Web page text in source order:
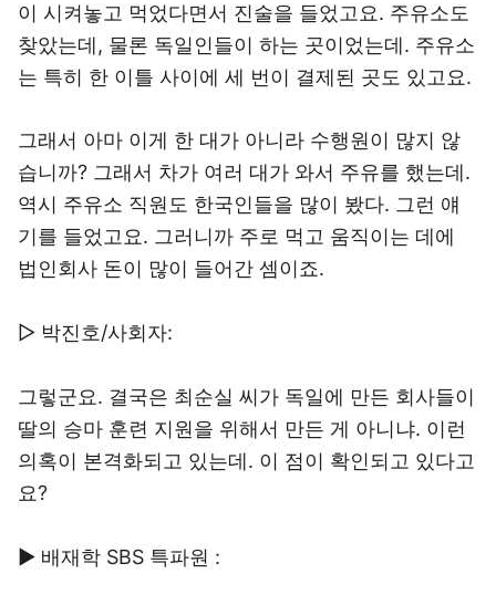
이 시켜놓고 먹었다면서 진술을 들었고요. 주유소도
찾았는데, 물론 독일인들이 하는 곳이었는데. 주유소
는 특히 한 이틀 사이에 세 번이 결제된 곳도 있고요.
그래서 아마 이게 한 대가 아니라 수행원이 많지 않
습니까? 그래서 차가 여러 대가 와서 주유를 했는데.
역시 주유소 직원도 한국인들을 많이 봤다. 그런 얘
기를 들었고요. 그러니까 주로 먹고 움직이는 데에
법인회사 돈이 많이 들어간 셈이죠.
▷ 박진호/사회자:
그렇군요. 결국은 최순실 씨가 독일에 만든 회사들이
딸의 승마 훈련 지원을 위해서 만든 게 아니냐. 이런
의혹이 본격화되고 있는데. 이 점이 확인되고 있다고
요?
▶ 배재학 SBS 특파원 :